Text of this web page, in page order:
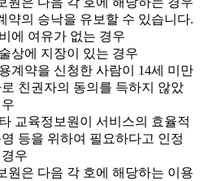
약의 승낙을 유보할 수 있습니다.
에 여유가 없는 경우
상에 지장이 있는 경우
계약을 신청한 사람이 14세 미만
친권자의 동의를 득하지 않았
교육정보원이 서비스의 효율적
등을 위하여 필요하다고 인정
우
은 다음 각 호에 해당하는 이용